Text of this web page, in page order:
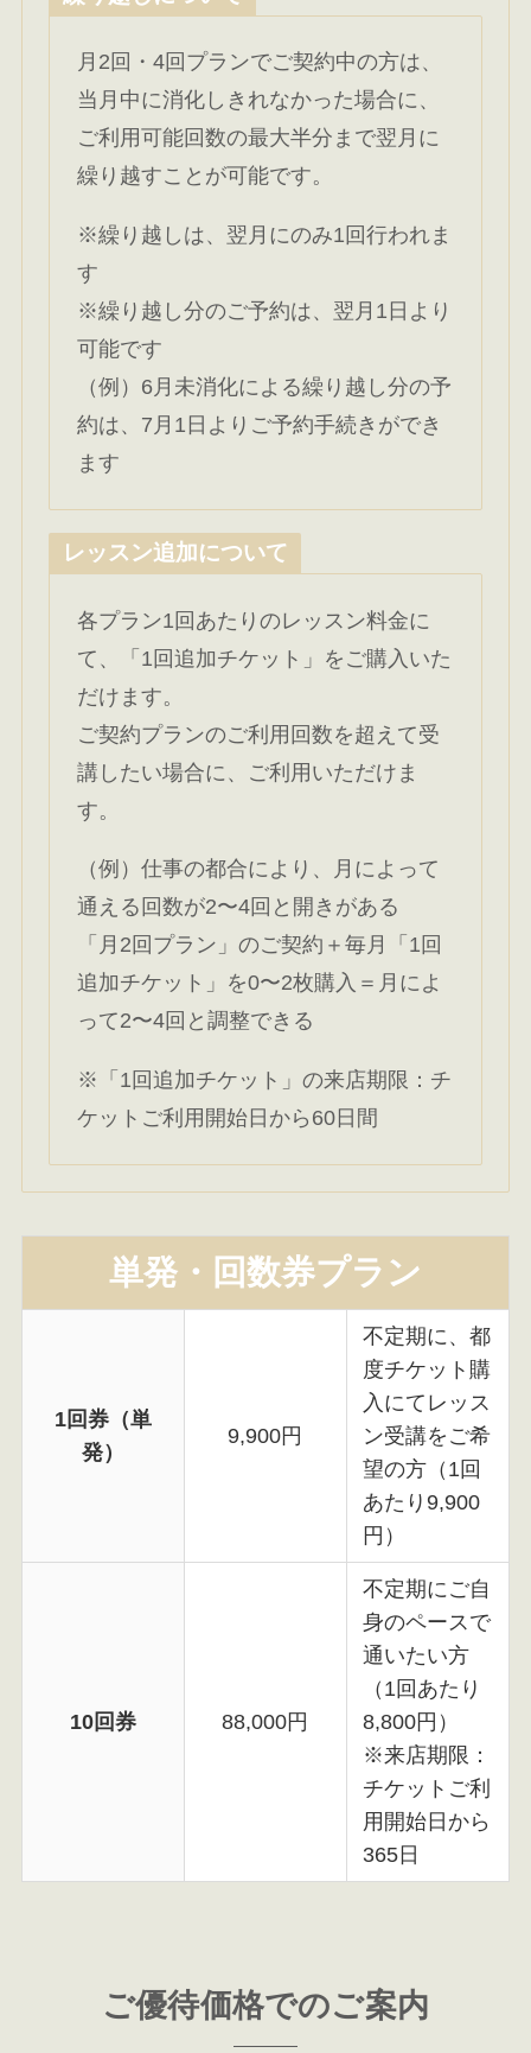
月2回・4回プランでご契約中の方は、
当月中に消化しきれなかった場合に、
ご利用可能回数の最大半分まで翌月に
繰り越すことが可能です。
※繰り越しは、翌月にのみ1回行われま
す
※繰り越し分のご予約は、翌月1日より
可能です
（例）6月未消化による繰り越し分の予
約は、7月1日よりご予約手続きができ
ます
レッスン追加について
各プラン1回あたりのレッスン料金に
て、「1回追加チケット」をご購入いた
だけます。
ご契約プランのご利用回数を超えて受
講したい場合に、ご利用いただけま
す。
（例）仕事の都合により、月によって
通える回数が2〜4回と開きがある
「月2回プラン」のご契約＋毎月「1回
追加チケット」を0〜2枚購入＝月によ
って2〜4回と調整できる
※「1回追加チケット」の来店期限：チ
ケットご利用開始日から60日間
単発・回数券プラン
1回券（単
発）
9,900円
不定期に、都
度チケット購
入にてレッス
ン受講をご希
望の方（1回
あたり9,900
円）
10回券 88,000円
不定期にご自
身のペースで
通いたい方
（1回あたり
8,800円）
※来店期限：
チケットご利
用開始日から
365日
ご優待価格でのご案内